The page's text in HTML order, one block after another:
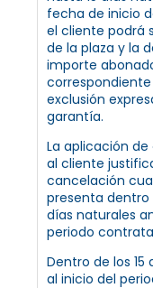
fecha de inicio
el cliente podrá
de la plaza y la
importe
exclusión
garantía.
La aplicación
al cliente
cancelación
presenta dentro
días naturales
periodo
Dentro de los 15
al inicio del